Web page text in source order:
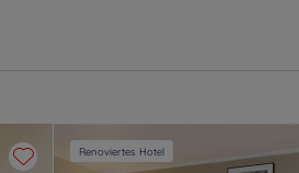
Renoviertes Hotel